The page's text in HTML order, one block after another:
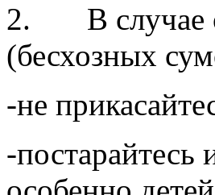
2. В случае
(бесхозных
-не
-